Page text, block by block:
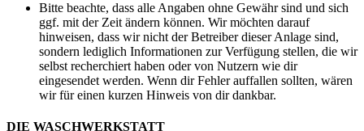
Bitte beachte, dass alle Angaben ohne Gewähr sind und sich
ggf. mit der Zeit ändern können. Wir möchten darauf
hinweisen, dass wir nicht der Betreiber dieser Anlage sind,
sondern lediglich Informationen zur Verfügung stellen, die wir
selbst recherchiert haben oder von Nutzern wie dir
eingesendet werden. Wenn dir Fehler auffallen sollten, wären
wir für einen kurzen Hinweis von dir dankbar.
DIE WASCHWERKSTATT